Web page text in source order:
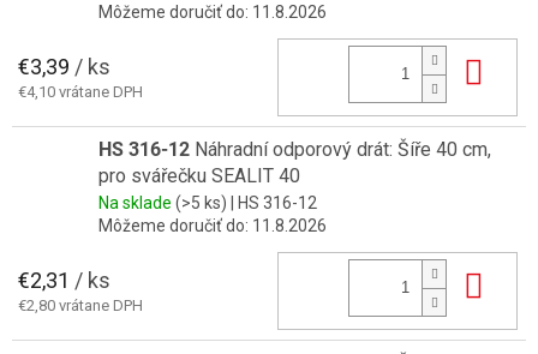
Môžeme doručiť do: 11.8.2026
€3,39 / ks
€4,10 vrátane DPH
HS 316-12 Náhradní odporový drát: Šíře 40 cm,
pro svářečku SEALIT 40
Na sklade (>5 ks) | HS 316-12
Môžeme doručiť do: 11.8.2026
€2,31 / ks
€2,80 vrátane DPH